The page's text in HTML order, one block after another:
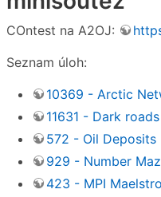
COntest na A2OJ:
Seznam úloh:
10369 - Arctic
11631 - Dark roads
572 - Oil Deposits
929 - Number
423 - MPI